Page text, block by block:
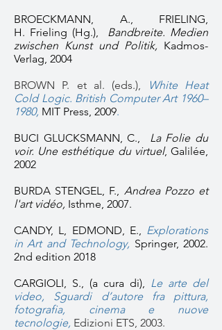
BROECKMANN, A., FRIELING,
H. Frieling (Hg.), Bandbreite. Medien
zwischen Kunst und Politik, Kadmos-
Verlag, 2004
BROWN P. et al. (eds.),
White Heat
Cold Logic. British Computer Art 1960–
1980, MIT Press, 2009.
BUCI GLUCKSMANN, C., La Folie du
voir. Une esthétique du virtuel, Galilée,
2002
BURDA STENGEL, F., Andrea Pozzo et
l'art vidéo, Isthme, 2007.
CANDY, L, EDMOND, E., Explorations
in Art and Technology, Springer, 2002.
2nd edition 2018
CARGIOLI, S., (a cura di), Le arte del
video, Sguardi d’autore fra pittura,
fotografia, cinema e nuove
tecnologie, Edizioni ETS, 2003.